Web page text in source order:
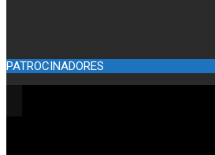
PATROCINADORES